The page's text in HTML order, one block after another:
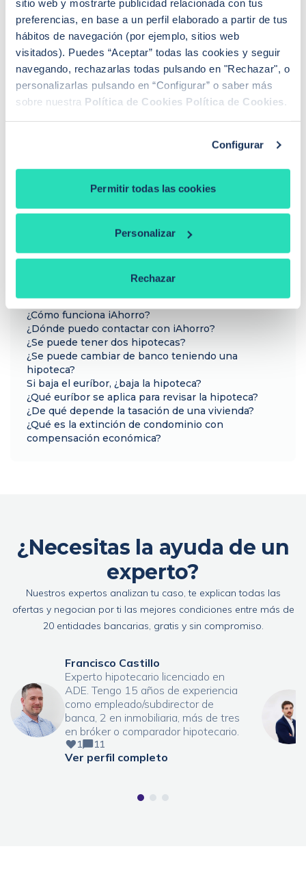
sitio web y mostrarte publicidad relacionada con tus
preferencias, en base a un perfil elaborado a partir de tus
hábitos de navegación (por ejemplo, sitios web
visitados). Puedes “Aceptar” todas las cookies y seguir
navegando, rechazarlas todas pulsando en "Rechazar", o
personalizarlas pulsando en “Configurar” o saber más
sobre nuestra Política de Cookies Política de Cookies .
Configurar
Permitir todas las cookies
Personalizar
Rechazar
Buenas! Mi pareja y yo firmamos la compraventa de un piso el
pasado 19 de junio. El banco nos ha «obligado» a coger un
seguro de vida de prima única de 6 años y estamos pensando
en acogernos al derecho de desistimiento antes de los 30 días.
Que represalias podríamos tener en el futuro con […]
Seguir leyendo +
¿Cómo funciona iAhorro?
¿Dónde puedo contactar con iAhorro?
¿Se puede tener dos hipotecas?
¿Se puede cambiar de banco teniendo una
hipoteca?
Si baja el euríbor, ¿baja la hipoteca?
¿Qué euríbor se aplica para revisar la hipoteca?
¿De qué depende la tasación de una vivienda?
¿Qué es la extinción de condominio con
compensación económica?
Te ayudo a conseguir las mejores condiciones para
ti
Llamadme
¿Necesitas la ayuda de un
experto?
Nuestros expertos analizan tu caso, te explican todas las
ofertas y negocian por ti las mejores condiciones entre más de
20 entidades bancarias, gratis y sin compromiso.
Francisco Castillo
Experto hipotecario licenciado en
ADE. Tengo 15 años de experiencia
como empleado/subdirector de
banca, 2 en inmobiliaria, más de tres
en bróker o comparador hipotecario.
1 11
Ver perfil completo